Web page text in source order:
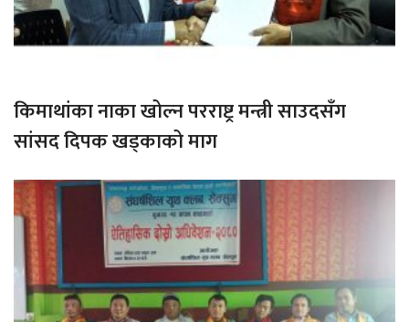
किमाथांका नाका खोल्न परराष्ट्र मन्त्री साउदसँग
सांसद दिपक खड्काको माग